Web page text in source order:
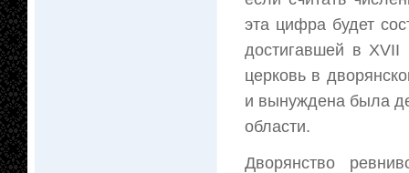
эта цифра будет
достигавшей в
церковь в
и вынуждена была
области.
Дворянство